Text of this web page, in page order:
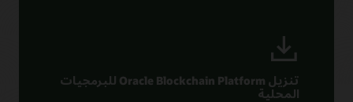
تنزيل Oracle Blockchain Platform للبرمجيات
المحلية